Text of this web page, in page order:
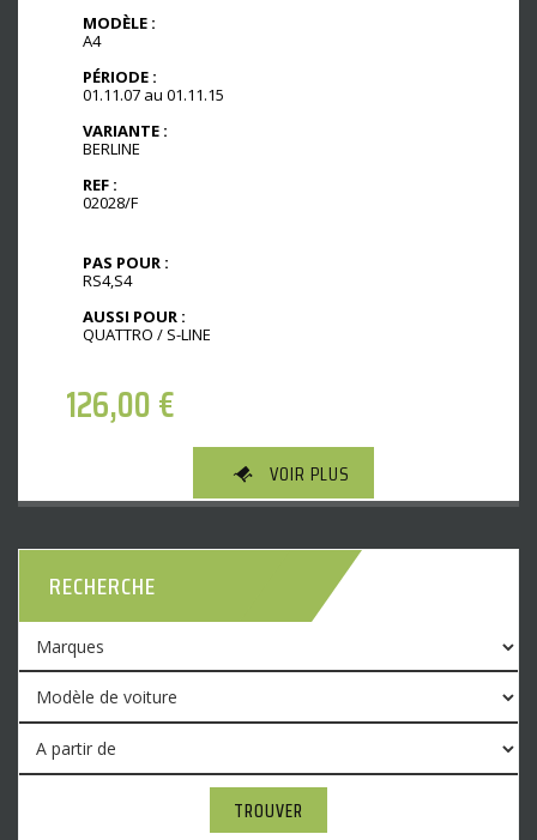
MODÈLE :
A4
PÉRIODE :
01.11.07 au 01.11.15
VARIANTE :
BERLINE
REF :
02028/F
PAS POUR :
RS4,S4
AUSSI POUR :
QUATTRO / S-LINE
126,00€
VOIR PLUS
RECHERCHE
TROUVER